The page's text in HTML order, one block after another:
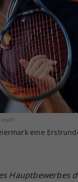
eine
Hauptbewerbes